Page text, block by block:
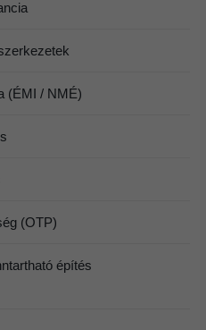
(ÉMI / NMÉ)
(OTP)
építés